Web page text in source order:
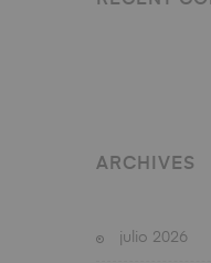
ARCHIVES
julio 2026